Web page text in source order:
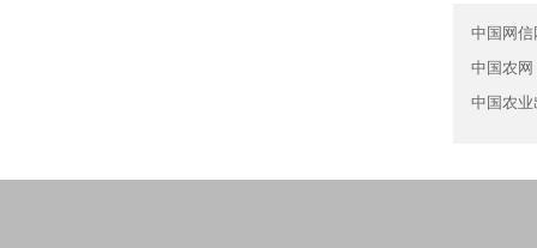
中国网信
中国农网
中国农业